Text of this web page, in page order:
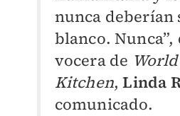
nunca deberían
blanco.
vocera de
Kitchen,Linda
comunicado.